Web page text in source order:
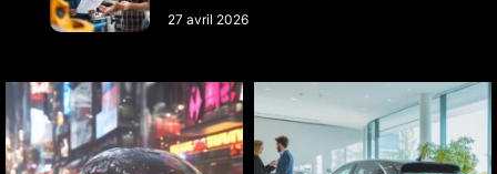
27 avril 2026